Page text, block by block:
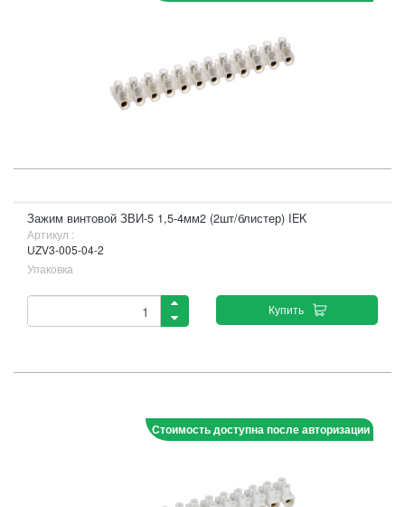
Зажим винтовой ЗВИ-5 1,5-4мм2 (2шт/блистер) IEK
Артикул :
UZV3-005-04-2
Упаковка
Купить
Стоимость доступна после авторизации